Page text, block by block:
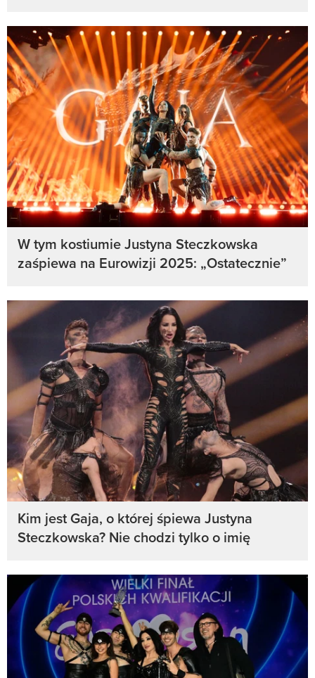
W tym kostiumie Justyna Steczkowska
zaśpiewa na Eurowizji 2025: „Ostatecznie”
Kim jest Gaja, o której śpiewa Justyna
Steczkowska? Nie chodzi tylko o imię